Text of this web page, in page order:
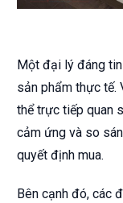
Một đại lý đáng
sản phẩm thực tế.
thể trực tiếp quan
cảm ứng và so
quyết định mua.
Bên cạnh đó, các